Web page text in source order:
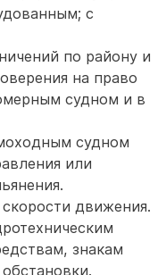
с
по району и
на право
судном и в
судном
или
движения.
знакам